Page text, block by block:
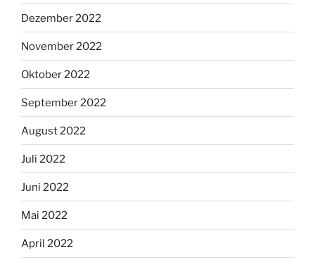
Dezember 2022
November 2022
Oktober 2022
September 2022
August 2022
Juli 2022
Juni 2022
Mai 2022
April 2022